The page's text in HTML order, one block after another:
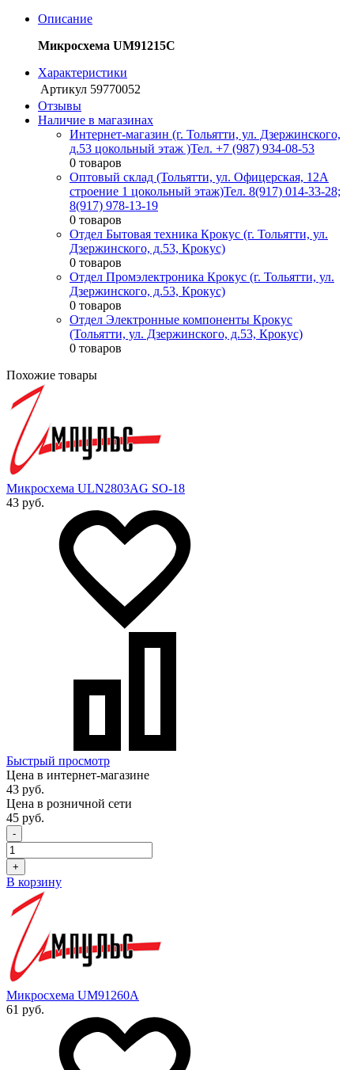
Описание
Микросхема UM91215C
Характеристики
Артикул 59770052
Отзывы
Наличие в магазинах
Интернет-магазин (г. Тольятти, ул. Дзержинского,
д.53 цокольный этаж )Тел. +7 (987) 934-08-53
0 товаров
Оптовый склад (Тольятти, ул. Офицерская, 12А
строение 1 цокольный этаж)Тел. 8(917) 014-33-28;
8(917) 978-13-19
0 товаров
Отдел Бытовая техника Крокус (г. Тольятти, ул.
Дзержинского, д.53, Крокус)
0 товаров
Отдел Промэлектроника Крокус (г. Тольятти, ул.
Дзержинского, д.53, Крокус)
0 товаров
Отдел Электронные компоненты Крокус
(Тольятти, ул. Дзержинского, д.53, Крокус)
0 товаров
Похожие товары
Микросхема ULN2803AG SO-18
43 руб.
Быстрый просмотр
Цена в интернет-магазине
43 руб.
Цена в розничной сети
45 руб.
-
+
В корзину
Микросхема UM91260A
61 руб.